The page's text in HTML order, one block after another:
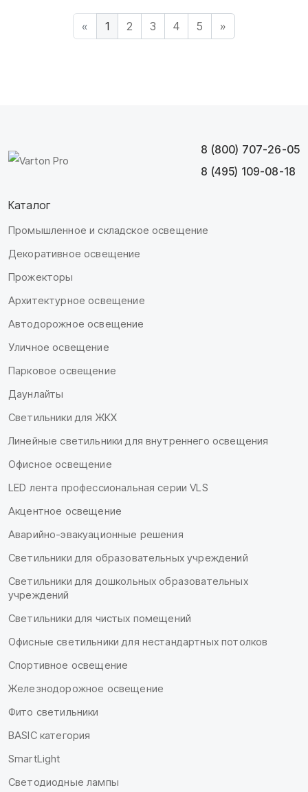
« 1 2 3 4 5 »
8 (800) 707-26-05
8 (495) 109-08-18
Каталог
Промышленное и складское освещение
Декоративное освещение
Прожекторы
Архитектурное освещение
Автодорожное освещение
Уличное освещение
Парковое освещение
Даунлайты
Светильники для ЖКХ
Линейные светильники для внутреннего освещения
Офисное освещение
LED лента профессиональная серии VLS
Акцентное освещение
Аварийно-эвакуационные решения
Светильники для образовательных учреждений
Светильники для дошкольных образовательных
учреждений
Светильники для чистых помещений
Офисные светильники для нестандартных потолков
Спортивное освещение
Железнодорожное освещение
Фито светильники
BASIC категория
SmartLight
Светодиодные лампы